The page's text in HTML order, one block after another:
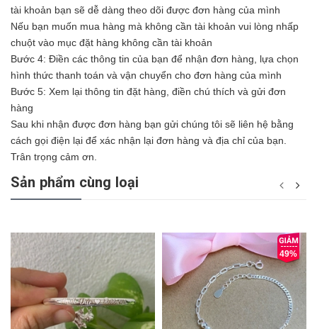
tài khoản bạn sẽ dễ dàng theo dõi được đơn hàng của mình
Nếu bạn muốn mua hàng mà không cần tài khoản vui lòng nhấp
chuột vào mục đặt hàng không cần tài khoản
Bước 4: Điền các thông tin của bạn để nhận đơn hàng, lựa chọn
hình thức thanh toán và vận chuyển cho đơn hàng của mình
Bước 5: Xem lại thông tin đặt hàng, điền chú thích và gửi đơn
hàng
Sau khi nhận được đơn hàng bạn gửi chúng tôi sẽ liên hệ bằng
cách gọi điện lại để xác nhận lại đơn hàng và địa chỉ của bạn.
Trân trọng cảm ơn.
Sản phẩm cùng loại
49%